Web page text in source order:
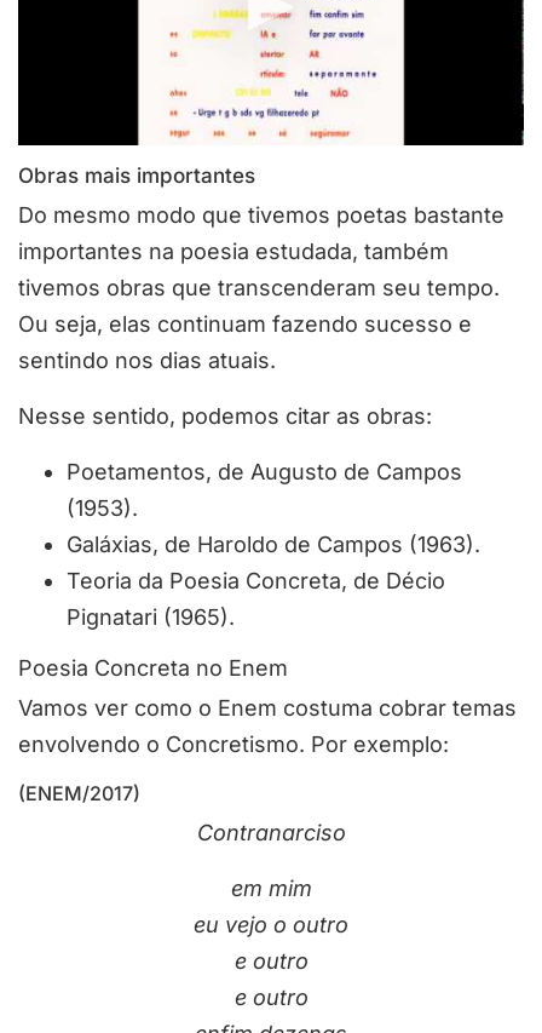
Obras mais importantes
Do mesmo modo que tivemos poetas bastante
importantes na poesia estudada, também
tivemos obras que transcenderam seu tempo.
Ou seja, elas continuam fazendo sucesso e
sentindo nos dias atuais.
Nesse sentido, podemos citar as obras:
Poetamentos, de Augusto de Campos
(1953).
Galáxias, de Haroldo de Campos (1963).
Teoria da Poesia Concreta, de Décio
Pignatari (1965).
Poesia Concreta no Enem
Vamos ver como o Enem costuma cobrar temas
envolvendo o Concretismo. Por exemplo:
(ENEM/2017)
Contranarciso
em mim
eu vejo o outro
e outro
e outro